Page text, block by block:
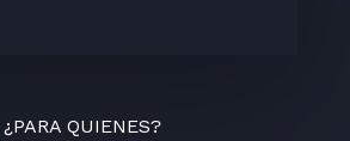
¿PARA QUIENES?